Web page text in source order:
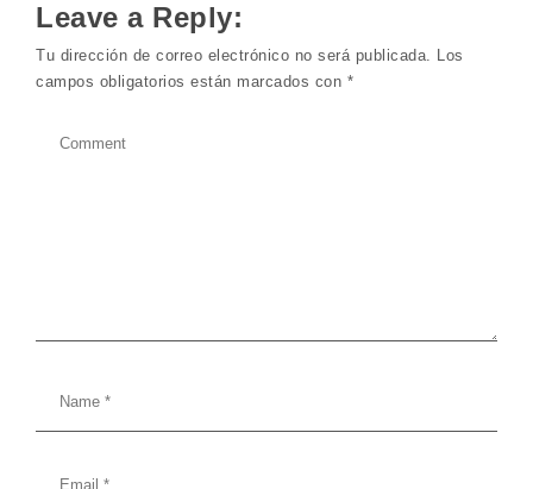
Leave a Reply:
Tu dirección de correo electrónico no será publicada. Los
campos obligatorios están marcados con *